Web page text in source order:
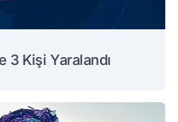
3 Kişi Yaralandı